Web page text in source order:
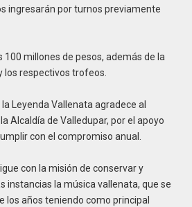
ingresarán por turnos previamente
100 millones de pesos, además de la
los respectivos trofeos.
Leyenda Vallenata agradece al
Alcaldía de Valledupar, por el apoyo
con el compromiso anual.
con la misión de conservar y
instancias la música vallenata, que se
los años teniendo como principal